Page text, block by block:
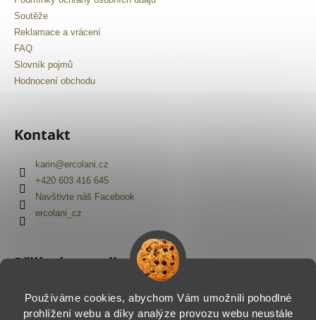
Používáme cookies, abychom Vám umožnili pohodlné
prohlížení webu a díky analýze provozu webu neustále
Soutěže
Reklamace a vrácení
FAQ
Slovník pojmů
Hodnocení obchodu
Kontakt
karin@ercolani.cz
+420 603 416 645
Navštivte náš Facebook
ercolani_cz
Přijímáme online platby